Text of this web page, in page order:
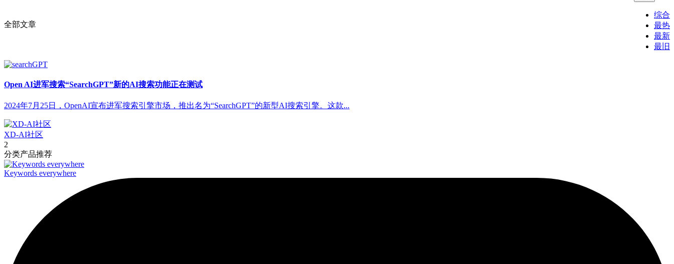
全部文章
综合
最热
最新
最旧
Open AI进军搜索“SearchGPT”新的AI搜索功能正在测试
2024年7月25日，OpenAI宣布进军搜索引擎市场，推出名为“SearchGPT”的新型AI搜索引擎。这款...
XD-AI社区
2
分类产品推荐
Keywords everywhere